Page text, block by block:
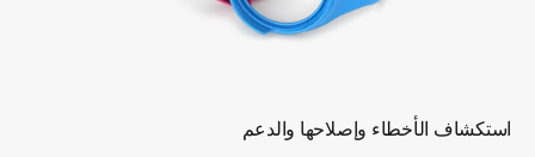
استكشاف الأخطاء وإصلاحها والدعم